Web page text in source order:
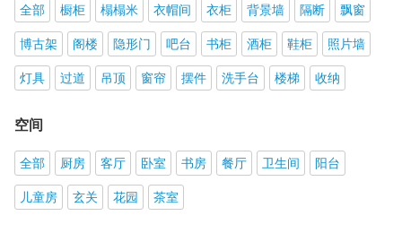
全部 橱柜 榻榻米 衣帽间 衣柜 背景墙 隔断
飘窗
博古架
阁楼 隐形门 吧台 书柜 酒柜 鞋柜
照片墙
灯具
过道 吊顶 窗帘 摆件 洗手台 楼梯 收纳
空间
全部 厨房 客厅 卧室 书房 餐厅 卫生间
阳台
儿童房
玄关 花园 茶室